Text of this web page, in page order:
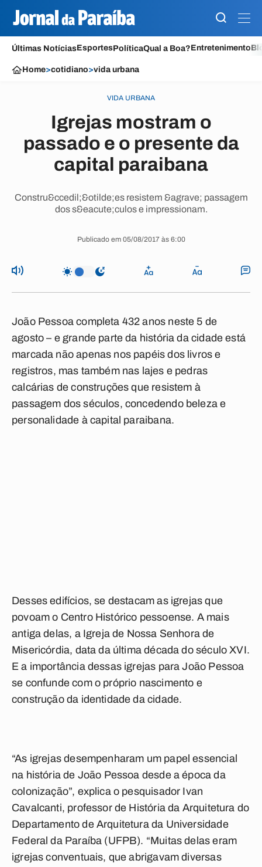
Últimas NotíciasEsportesPolíticaQual a Boa?Entretenimento
Home>cotidiano>vida urbana
VIDA URBANA
Igrejas mostram o
passado e o presente da
capital paraibana
Constru&ccedil;&otilde;es resistem &agrave; passagem
dos s&eacute;culos e impressionam.
Publicado em 05/08/2017 às 6:00
João Pessoa completa 432 anos neste 5 de
agosto – e grande parte da história da cidade está
marcada não apenas nos papéis dos livros e
registros, mas também nas lajes e pedras
calcárias de construções que resistem à
passagem dos séculos, concedendo beleza e
personalidade à capital paraibana.
Desses edifícios, se destacam as igrejas que
povoam o Centro Histórico pessoense. A mais
antiga delas, a Igreja de Nossa Senhora de
Misericórdia, data da última década do século XVI.
E a importância dessas igrejas para João Pessoa
se confunde com o próprio nascimento e
construção da identidade da cidade.
“As igrejas desempenharam um papel essencial
na história de João Pessoa desde a época da
colonização”, explica o pesquisador Ivan
Cavalcanti, professor de História da Arquitetura do
Departamento de Arquitetura da Universidade
Federal da Paraíba (UFPB). “Muitas delas eram
igrejas conventuais, que abrigavam diversas